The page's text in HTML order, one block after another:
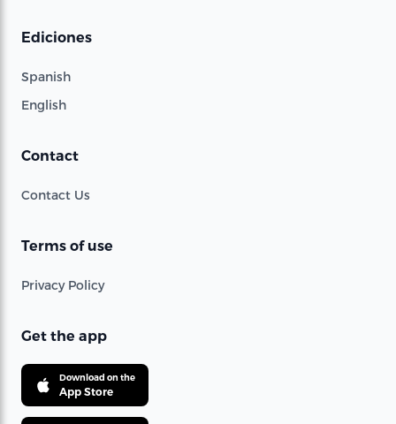
Ediciones
Spanish
English
Contact
Contact Us
Terms of use
Privacy Policy
Get the app
Download on the
App Store